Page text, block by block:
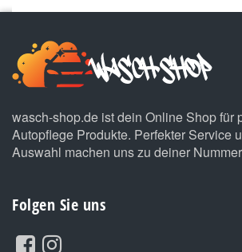
wasch-shop.de ist dein Online Shop für
Autopflege Produkte. Perfekter Service
Auswahl machen uns zu deiner
Folgen Sie uns